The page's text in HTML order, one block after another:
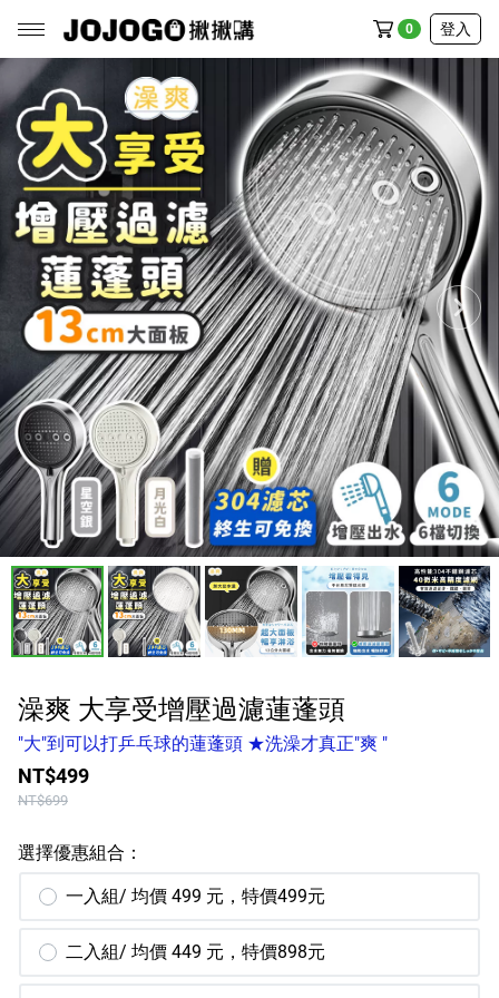
0 登入
全部商品
廚房館
生活館
家電館
清潔館
戶外館
流行館
食品館
涼感床包
品牌
服務/政策
Facebook
Line
Instagram
Youtube
澡爽 大享受增壓過濾蓮蓬頭
"大"到可以打乒乓球的蓮蓬頭 ★洗澡才真正"爽 "
NT$499
NT$699
選擇優惠組合：
一入組/ 均價 499 元，特價499元
二入組/ 均價 449 元，特價898元